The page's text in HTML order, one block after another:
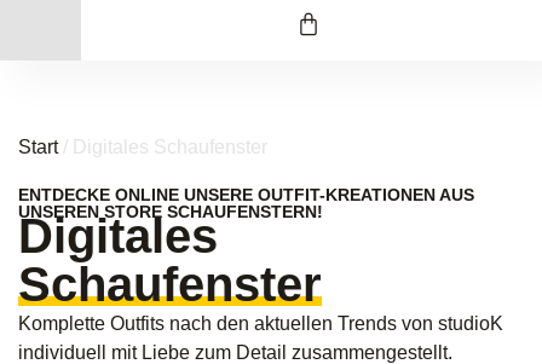
Start/ Digitales Schaufenster
ENTDECKE ONLINE UNSERE OUTFIT-KREATIONEN AUS
UNSEREN STORE SCHAUFENSTERN!
Digitales
Schaufenster
Komplette Outfits nach den aktuellen Trends von studioK
individuell mit Liebe zum Detail zusammengestellt.